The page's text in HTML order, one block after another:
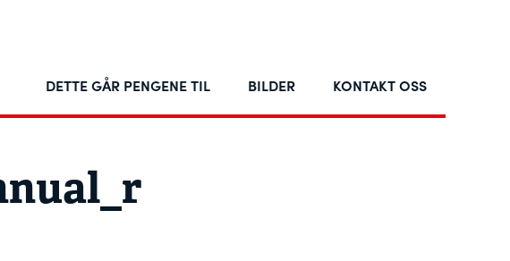
DETTE GÅR PENGENE TIL BILDER KONTAKT OSS